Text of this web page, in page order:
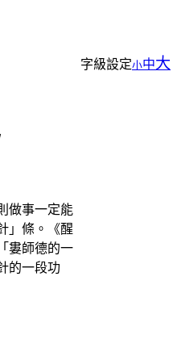
字級設定小中大
做事一定能
」條。《醒
婁師德的一
的一段功